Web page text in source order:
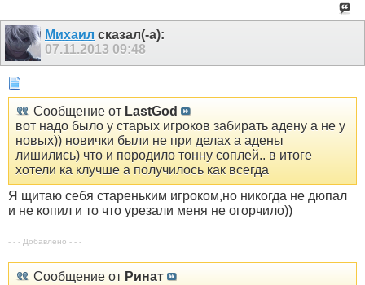
Михаил сказал(-а):
07.11.2013 09:48
Сообщение от LastGod
вот надо было у старых игроков забирать адену а не у
новых)) новички были не при делах а адены
лишились) что и породило тонну соплей.. в итоге
хотели ка клучше а получилось как всегда
Я щитаю себя стареньким игроком,но никогда не дюпал
и не копил и то что урезали меня не огорчило))
- - - Добавлено - - -
Сообщение от Ринат